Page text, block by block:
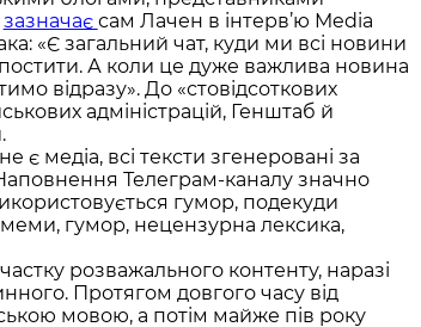
зазначає сам Лачен в інтерв’ю Media
«Є загальний чат, куди ми всі новини
А коли це дуже важлива новина
відразу». До «стовідсоткових
адміністрацій, Генштаб й
є медіа, всі тексти згенеровані за
Телеграм-каналу значно
гумор, подекуди
гумор, нецензурна лексика,
розважального контенту, наразі
Протягом довгого часу від
мовою, а потім майже пів року